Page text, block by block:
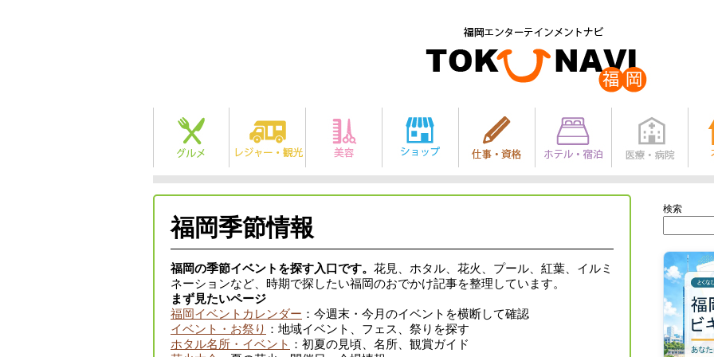
福岡季節情報
福岡の季節イベントを探す入口です。 花見、ホタル、花火、プール、紅葉、イルミ
ネーションなど、時期で探したい福岡のおでかけ記事を整理しています。
まず見たいページ
福岡イベントカレンダー ：今週末・今月のイベントを横断して確認
イベント・お祭り ：地域イベント、フェス、祭りを探す
ホタル名所・イベント ：初夏の見頃、名所、観賞ガイド
検索